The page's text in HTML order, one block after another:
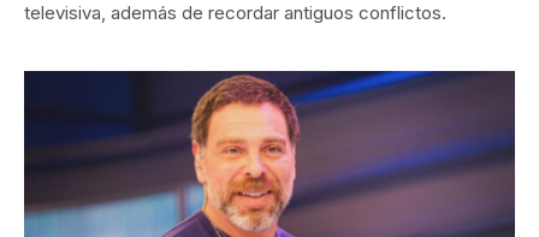
televisiva, además de recordar antiguos conflictos.